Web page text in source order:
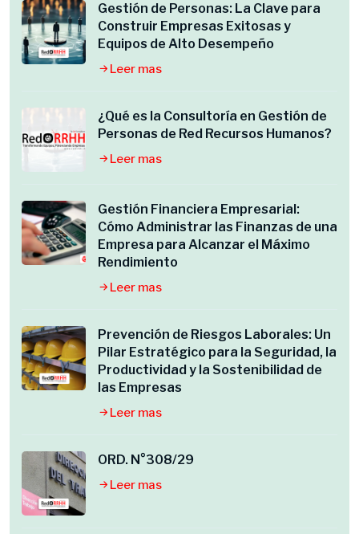
Gestión de Personas: La Clave para
Construir Empresas Exitosas y
Equipos de Alto Desempeño
Leer mas
¿Qué es la Consultoría en Gestión de
Personas de Red Recursos Humanos?
Leer mas
Gestión Financiera Empresarial:
Cómo Administrar las Finanzas de una
Empresa para Alcanzar el Máximo
Rendimiento
Leer mas
Prevención de Riesgos Laborales: Un
Pilar Estratégico para la Seguridad, la
Productividad y la Sostenibilidad de
las Empresas
Leer mas
ORD. N°308/29
Leer mas